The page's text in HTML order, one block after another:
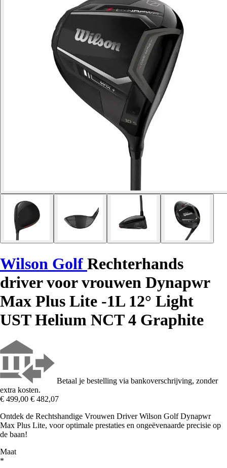
Wilson Golf Rechterhands
driver voor vrouwen Dynapwr
Max Plus Lite -1L 12° Light
UST Helium NCT 4 Graphite
Betaal je bestelling via bankoverschrijving, zonder
extra kosten.
€ 499,00 € 482,07
Ontdek de Rechtshandige Vrouwen Driver Wilson Golf Dynapwr
Max Plus Lite, voor optimale prestaties en ongeëvenaarde precisie op
de baan!
Maat
*